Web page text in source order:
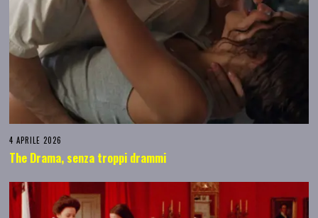
4 APRILE 2026
The Drama, senza troppi drammi